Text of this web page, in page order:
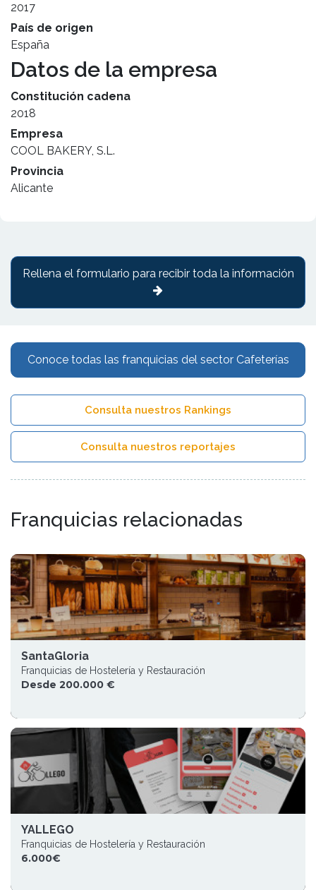
2017
País de origen
España
Datos de la empresa
Constitución cadena
2018
Empresa
COOL BAKERY, S.L.
Provincia
Alicante
Conoce todas las franquicias del sector Cafeterías
Consulta nuestros Rankings
Consulta nuestros reportajes
Franquicias relacionadas
SantaGloria
Franquicias de Hostelería y Restauración
Desde 200.000 €
YALLEGO
Franquicias de Hostelería y Restauración
6.000€